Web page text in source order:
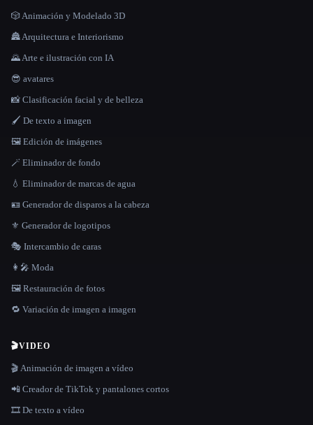
🎲 Animación y Modelado 3D
🏯 Arquitectura e Interiorismo
🌄 Arte e ilustración con IA
😎 avatares
📸 Clasificación facial y de belleza
🖌️ De texto a imagen
🖼️ Edición de imágenes
🪄 Eliminador de fondo
💧 Eliminador de marcas de agua
🪪 Generador de disparos a la cabeza
⚜️ Generador de logotipos
🎭 Intercambio de caras
👩‍🎤 Moda
🖼️ Restauración de fotos
🔁 Variación de imagen a imagen
🎬VIDEO
🎬 Animación de imagen a vídeo
📲 Creador de TikTok y pantalones cortos
🎞️ De texto a vídeo